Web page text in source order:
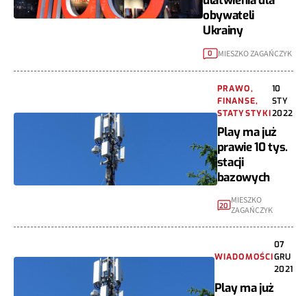
obywateli
Ukrainy
0 MIESZKO ZAGAŃCZYK
PRAWO,
FINANSE,
STATYSTYKI
10
STY
2022
Play ma już
prawie 10 tys.
stacji
bazowych
20 MIESZKO
ZAGAŃCZYK
WIADOMOŚCI
07
GRU
2021
Play ma już